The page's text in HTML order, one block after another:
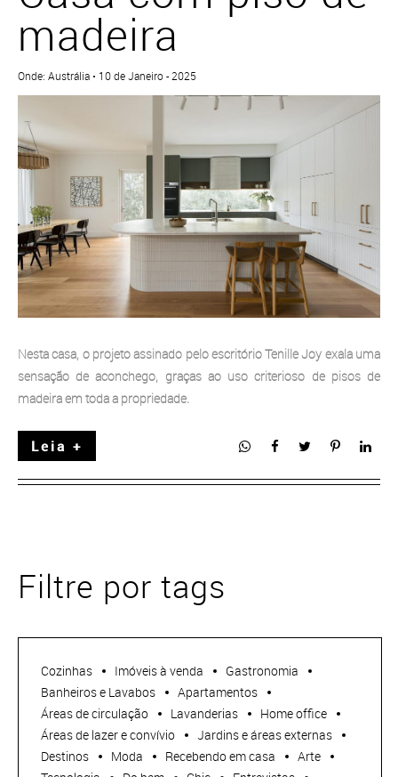
madeira
Onde: Austrália • 10 de Janeiro - 2025
Nesta casa, o projeto assinado pelo escritório Tenille Joy exala uma
sensação de aconchego, graças ao uso criterioso de pisos de
madeira em toda a propriedade.
Leia +
Filtre por tags
Cozinhas Imóveis à venda
Gastronomia
Banheiros e Lavabos
Apartamentos
Áreas de circulação
Lavanderias
Home office
Áreas de lazer e convívio
Jardins e áreas externas
Destinos
Moda Recebendo em casa
Arte